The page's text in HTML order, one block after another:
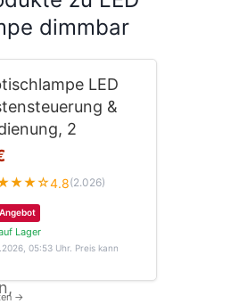
dimmbar
LED
&
2
4.8(2.026)
Lager
05:53 Uhr. Preis kann
→